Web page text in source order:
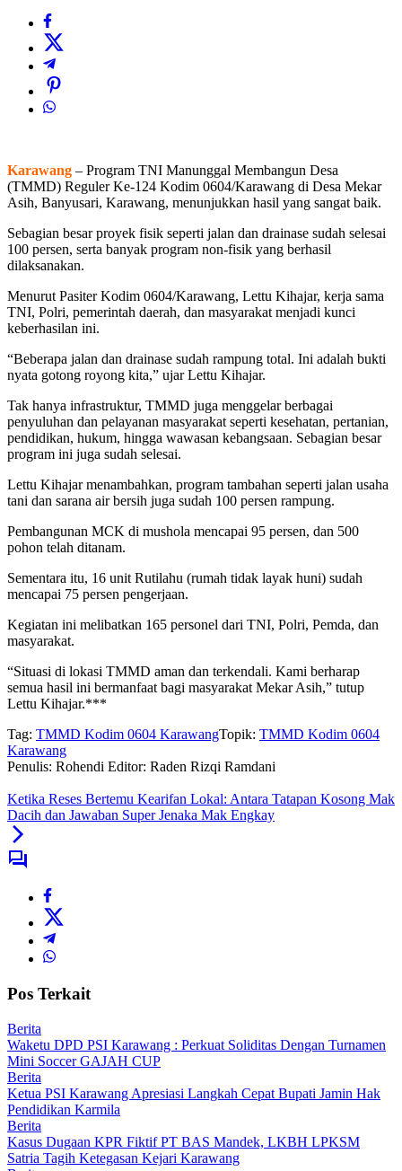
Karawang – Program TNI Manunggal Membangun Desa
(TMMD) Reguler Ke-124 Kodim 0604/Karawang di Desa Mekar
Asih, Banyusari, Karawang, menunjukkan hasil yang sangat baik.
Sebagian besar proyek fisik seperti jalan dan drainase sudah selesai
100 persen, serta banyak program non-fisik yang berhasil
dilaksanakan.
Menurut Pasiter Kodim 0604/Karawang, Lettu Kihajar, kerja sama
TNI, Polri, pemerintah daerah, dan masyarakat menjadi kunci
keberhasilan ini.
“Beberapa jalan dan drainase sudah rampung total. Ini adalah bukti
nyata gotong royong kita,” ujar Lettu Kihajar.
Tak hanya infrastruktur, TMMD juga menggelar berbagai
penyuluhan dan pelayanan masyarakat seperti kesehatan, pertanian,
pendidikan, hukum, hingga wawasan kebangsaan. Sebagian besar
program ini juga sudah selesai.
Lettu Kihajar menambahkan, program tambahan seperti jalan usaha
tani dan sarana air bersih juga sudah 100 persen rampung.
Pembangunan MCK di mushola mencapai 95 persen, dan 500
pohon telah ditanam.
Sementara itu, 16 unit Rutilahu (rumah tidak layak huni) sudah
mencapai 75 persen pengerjaan.
Kegiatan ini melibatkan 165 personel dari TNI, Polri, Pemda, dan
masyarakat.
“Situasi di lokasi TMMD aman dan terkendali. Kami berharap
semua hasil ini bermanfaat bagi masyarakat Mekar Asih,” tutup
Lettu Kihajar.***
Tag: TMMD Kodim 0604 KarawangTopik: TMMD Kodim 0604
Karawang
Penulis: Rohendi Editor: Raden Rizqi Ramdani
Ketika Reses Bertemu Kearifan Lokal: Antara Tatapan Kosong Mak
Dacih dan Jawaban Super Jenaka Mak Engkay
Pos Terkait
Berita
Waketu DPD PSI Karawang : Perkuat Soliditas Dengan Turnamen
Mini Soccer GAJAH CUP
Berita
Ketua PSI Karawang Apresiasi Langkah Cepat Bupati Jamin Hak
Pendidikan Karmila
Berita
Kasus Dugaan KPR Fiktif PT BAS Mandek, LKBH LPKSM
Satria Tagih Ketegasan Kejari Karawang